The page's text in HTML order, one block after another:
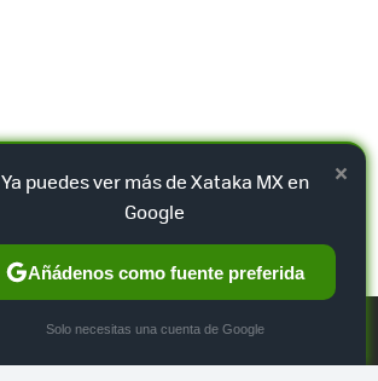
TWEET
×
Ya puedes ver más de Xataka MX en
Google
Añádenos como fuente preferida
Solo necesitas una cuenta de Google